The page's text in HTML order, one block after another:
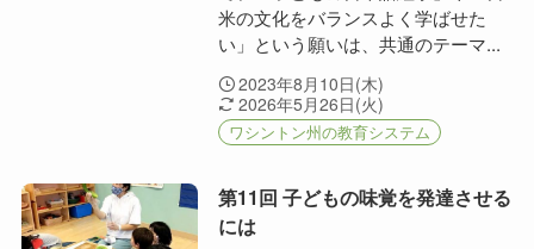
米の文化をバランスよく学ばせた
い」という願いは、共通のテーマ...
2023年8月10日(木)
2026年5月26日(火)
ワシントン州の教育システム
第11回 子どもの味覚を発達させる
には